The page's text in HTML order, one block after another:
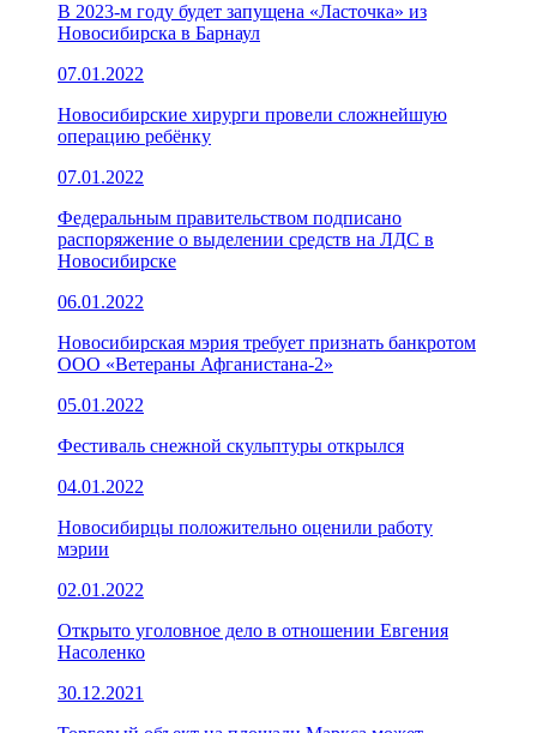
В 2023-м году будет запущена «Ласточка» из
Новосибирска в Барнаул
07.01.2022
Новосибирские хирурги провели сложнейшую
операцию ребёнку
07.01.2022
Федеральным правительством подписано
распоряжение о выделении средств на ЛДС в
Новосибирске
06.01.2022
Новосибирская мэрия требует признать банкротом
ООО «Ветераны Афганистана-2»
05.01.2022
Фестиваль снежной скульптуры открылся
04.01.2022
Новосибирцы положительно оценили работу
мэрии
02.01.2022
Открыто уголовное дело в отношении Евгения
Насоленко
30.12.2021